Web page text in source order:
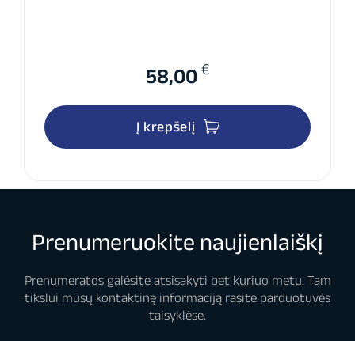
58,00 €
Į krepšelį
Prenumeruokite naujienlaiškį
Prenumeratos galėsite atsisakyti bet kuriuo metu. Tam
tikslui mūsų kontaktinę informaciją rasite parduotuvės
taisyklėse.